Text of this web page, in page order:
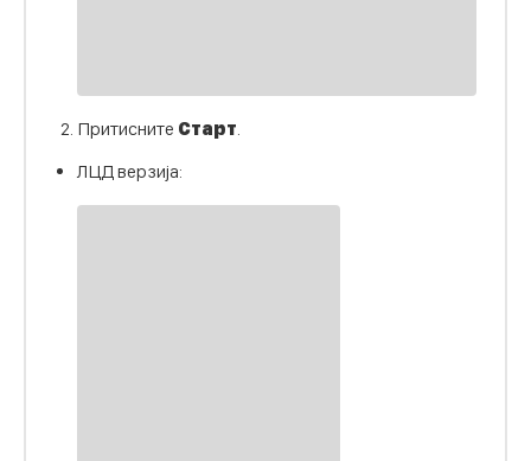
Притисните Старт.
ЛЦД верзија: